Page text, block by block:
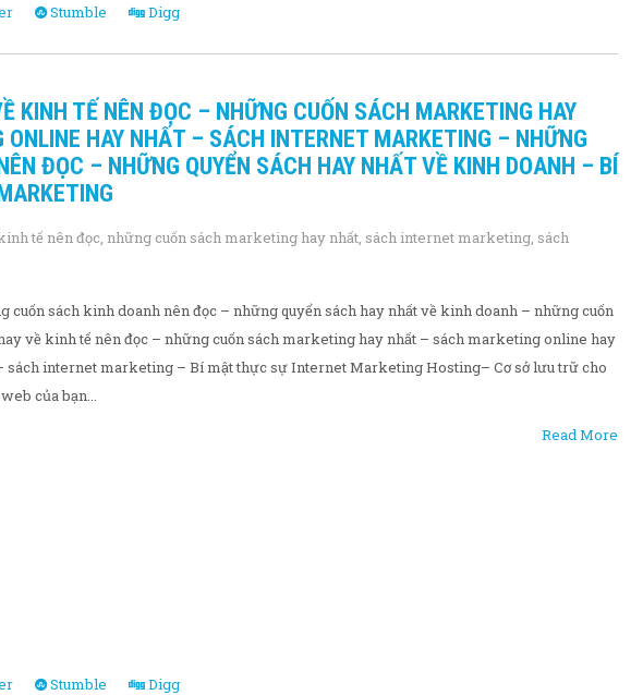
Stumble Digg
KINH TẾ NÊN ĐỌC – NHỮNG CUỐN SÁCH MARKETING HAY
HAY NHẤT – SÁCH INTERNET MARKETING – NHỮNG
ĐỌC – NHỮNG QUYỂN SÁCH HAY NHẤT VỀ KINH DOANH – BÍ
tế nên đọc những cuốn sách marketing hay nhất sách internet marketing sách
cuốn sách kinh doanh nên đọc – những quyển sách hay nhất về kinh doanh – những cuốn
về kinh tế nên đọc – những cuốn sách marketing hay nhất – sách marketing online hay
sách internet marketing – Bí mật thực sự Internet Marketing Hosting– Cơ sở lưu trữ cho
của bạn...
Read More
Stumble Digg